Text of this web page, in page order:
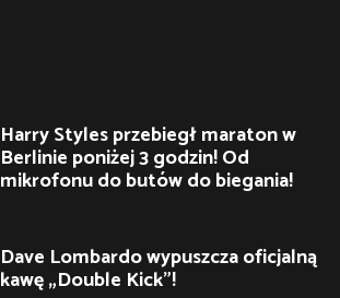
Harry Styles przebiegł maraton w
Berlinie poniżej 3 godzin! Od
mikrofonu do butów do biegania!
Dave Lombardo wypuszcza oficjalną
kawę „Double Kick”!